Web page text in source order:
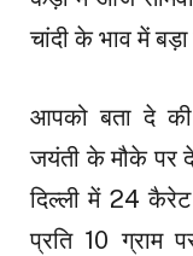
चांदी के भाव में
आपको बता दे
जयंती के मौके पर
दिल्ली में 24
प्रति 10 ग्राम